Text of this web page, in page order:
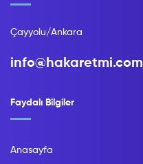
Faydalı Bilgiler
Anasayfa
Çayyolu/Ankara
info@hakaretmi.com